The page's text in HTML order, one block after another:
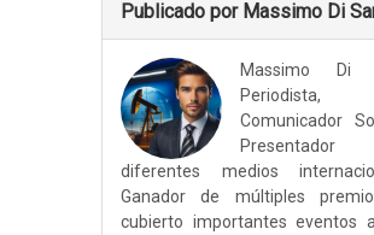
Publicado por Massimo Di
Massimo Di
Periodista,
Comunicador
diferentes medios
Ganador de múltiples
cubierto importantes eventos